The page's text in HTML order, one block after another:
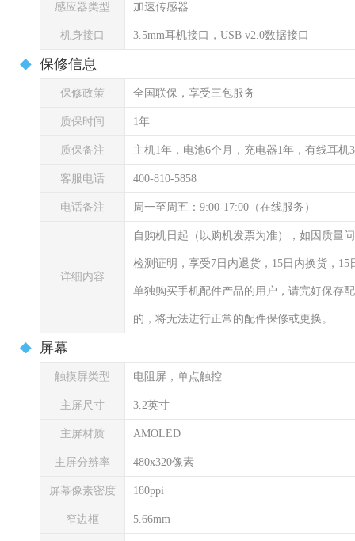
感应器类型 加速传感器
机身接口 3.5mm耳机接口，USB v2.0数据接口
保修信息
保修政策 全国联保，享受三包服务
质保时间 1年
质保备注 主机1年，电池6个月，充电器1年，有线耳机
客服电话 400-810-5858
电话备注 周一至周五：9:00-17:00（在线服务）
详细内容
自购机日起（以购机发票为准），如因质量
检测证明，享受7日内退货，15日内换货，
单独购买手机配件产品的用户，请完好保存
的，将无法进行正常的配件保修或更换。
屏幕
触摸屏类型 电阻屏，单点触控
主屏尺寸 3.2英寸
主屏材质 AMOLED
主屏分辨率 480x320像素
屏幕像素密度 180ppi
窄边框 5.66mm